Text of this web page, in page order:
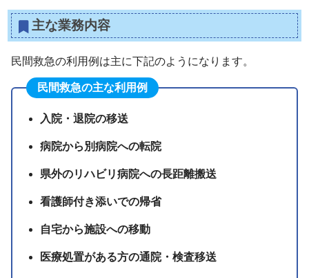
主な業務内容
民間救急の利用例は主に下記のようになります。
民間救急の主な利用例
入院・退院の移送
病院から別病院への転院
県外のリハビリ病院への長距離搬送
看護師付き添いでの帰省
自宅から施設への移動
医療処置がある方の通院・検査移送